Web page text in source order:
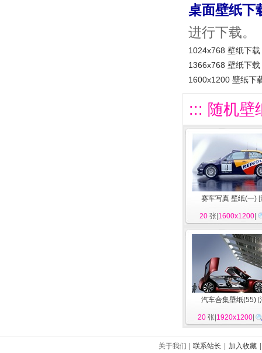
桌面壁纸下
进行下载。
1024x768 壁纸下载
1366x768 壁纸下载
1600x1200 壁纸下
::: 随机壁
赛车写真 壁纸(一) [
20 张| 1600x1200
汽车合集壁纸(55) [
20 张| 1920x1200
关于我们 | 联系站长 加入收藏